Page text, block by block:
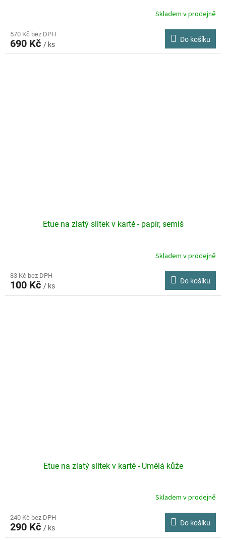
Skladem v prodejně
570 Kč bez DPH
690 Kč / ks
Do košíku
Etue na zlatý slitek v kartě - papír, semiš
Skladem v prodejně
83 Kč bez DPH
100 Kč / ks
Do košíku
Etue na zlatý slitek v kartě - Umělá kůže
Skladem v prodejně
240 Kč bez DPH
290 Kč / ks
Do košíku